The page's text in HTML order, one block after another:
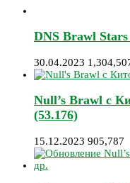
DNS Brawl Stars
30.04.2023
Null’s Brawl с
(53.176)
15.12.2023 905,787